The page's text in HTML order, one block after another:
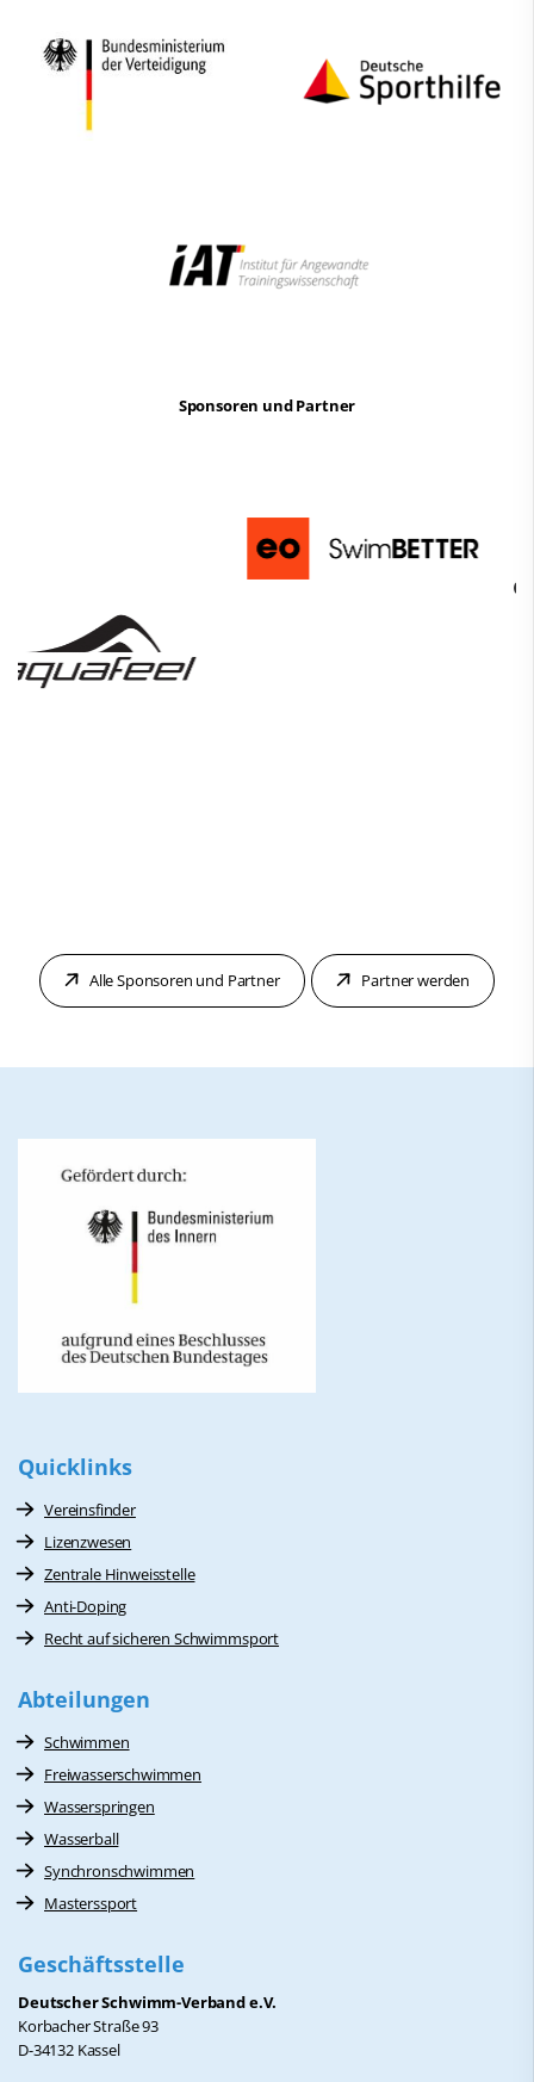
Sponsoren und Partner
Alle Sponsoren und Partner Partner werden
Quicklinks
Vereinsfinder
Lizenzwesen
Zentrale Hinweisstelle
Anti-Doping
Recht auf sicheren Schwimmsport
Abteilungen
Schwimmen
Freiwasserschwimmen
Wasserspringen
Wasserball
Synchronschwimmen
Masterssport
Geschäftsstelle
Deutscher Schwimm-Verband e.V.
Korbacher Straße 93
D-34132 Kassel